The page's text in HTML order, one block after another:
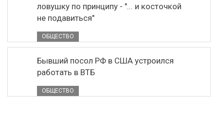
ловушку по принципу - "... и косточкой
не подавиться"
ОБЩЕСТВО
Бывший посол РФ в США устроился
работать в ВТБ
ОБЩЕСТВО